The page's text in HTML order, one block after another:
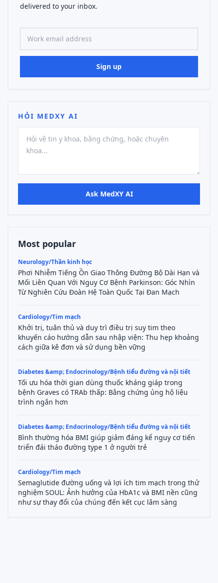
delivered to your inbox.
Work email address
Sign up
HỎI MEDXY AI
Ask MedXY AI
Most popular
Neurology/Thần kinh học
Phơi Nhiễm Tiếng Ồn Giao Thông Đường Bộ Dài Hạn và
Mối Liên Quan Với Nguy Cơ Bệnh Parkinson: Góc Nhìn
Từ Nghiên Cứu Đoàn Hệ Toàn Quốc Tại Đan Mạch
Cardiology/Tim mạch
Khởi trị, tuân thủ và duy trì điều trị suy tim theo
khuyến cáo hướng dẫn sau nhập viện: Thu hẹp khoảng
cách giữa kê đơn và sử dụng bền vững
Diabetes &amp; Endocrinology/Bệnh tiểu đường và nội tiết
Tối ưu hóa thời gian dùng thuốc kháng giáp trong
bệnh Graves có TRAb thấp: Bằng chứng ủng hộ liệu
trình ngắn hơn
Diabetes &amp; Endocrinology/Bệnh tiểu đường và nội tiết
Bình thường hóa BMI giúp giảm đáng kể nguy cơ tiến
triển đái tháo đường type 1 ở người trẻ
Cardiology/Tim mạch
Semaglutide đường uống và lợi ích tim mạch trong thử
nghiệm SOUL: Ảnh hưởng của HbA1c và BMI nền cũng
như sự thay đổi của chúng đến kết cục lâm sàng